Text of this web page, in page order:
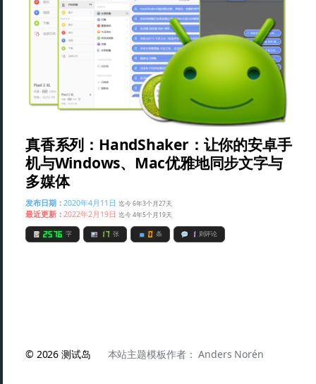
真香系列：HandShaker：让你的安卓手
机与Windows、Mac优雅地同步文字与
多媒体
发布日期：2020年4月11日 迄今 6年3个月27天
最近更新：2022年2月19日 迄今 4年5个月19天
2576 字 17 张 0 条 1 则评论
© 2026测试岛 本站主题模板作者：Anders Norén